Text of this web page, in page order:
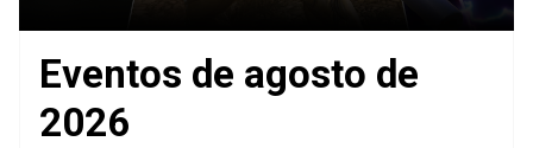
Eventos de agosto de
2026